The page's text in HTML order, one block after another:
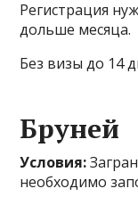
Регистрация
дольше месяца.
Без визы до 14
Бруней
Условия:
необходимо